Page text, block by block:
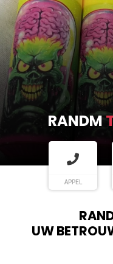
RANDM
APPEL
UW